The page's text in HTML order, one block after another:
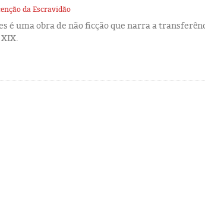
da Escravidão
é uma obra de não ficção que narra a